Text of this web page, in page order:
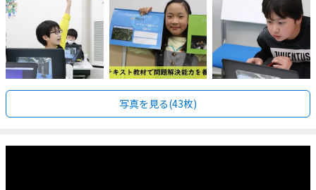
写真を見る(43枚)